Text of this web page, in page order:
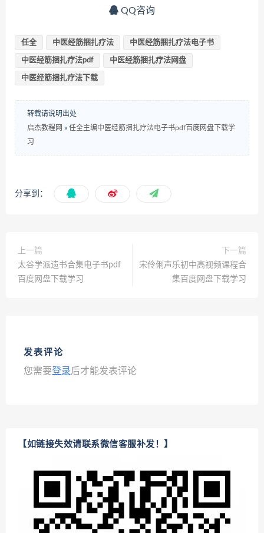
QQ咨询
任全 中医经筋捆扎疗法 中医经筋捆扎疗法电子书
中医经筋捆扎疗法pdf 中医经筋捆扎疗法网盘
中医经筋捆扎疗法下载
转载请说明出处
启杰教程网 » 任全主编中医经筋捆扎疗法电子书pdf百度网盘下载学
习
分享到：
上一篇
太谷学派遗书合集电子书pdf
百度网盘下载学习
下一篇
宋伶俐声乐初中高视频课程合
集百度网盘下载学习
发表评论
您需要登录后才能发表评论
【如链接失效请联系微信客服补发！】